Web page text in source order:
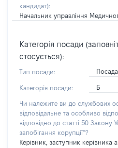
кандидат):
Начальник управління
Категорія посади
стосується):
Тип посади:
Категорія посади: Б
Чи належите ви до службових
відповідальне та особливо
відповідно до статті 50 Закону
запобігання корупції”?
Керівник, заступник керівника